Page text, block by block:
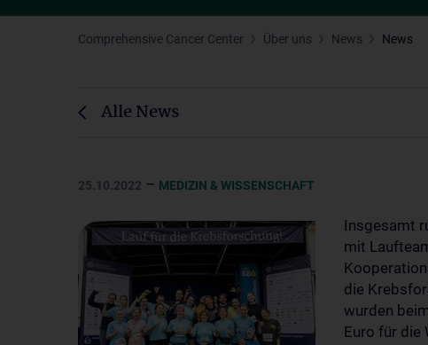
Comprehensive Cancer Center Über uns News News
Alle News
25.10.2022 – MEDIZIN & WISSENSCHAFT
Insgesamt
mit
die
wurden
Euro für die